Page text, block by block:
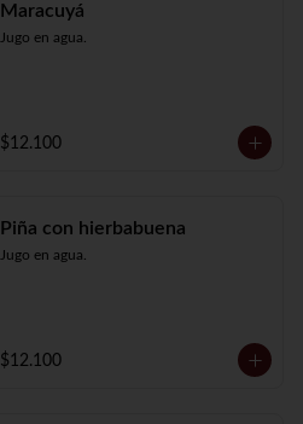
Maracuyá
Jugo en agua.
$12.100
Piña con hierbabuena
Jugo en agua.
$12.100